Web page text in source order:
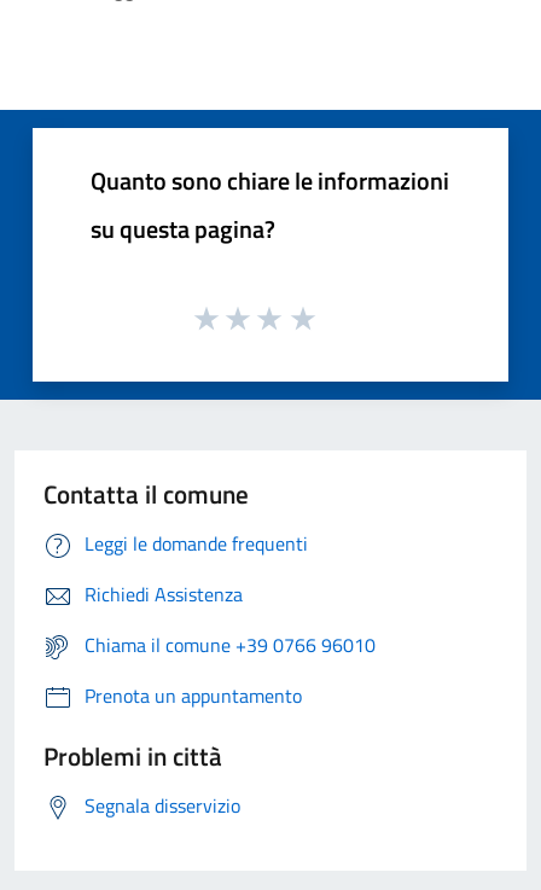
Quanto sono chiare le informazioni
su questa pagina?
Contatta il comune
Leggi le domande frequenti
Richiedi Assistenza
Chiama il comune +39 0766 96010
Prenota un appuntamento
Problemi in città
Segnala disservizio